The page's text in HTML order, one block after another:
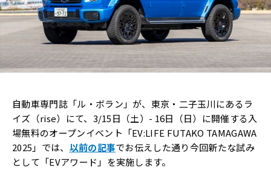
自動車専門誌「ル・ボラン」が、東京・二子玉川にあるラ
イズ（rise）にて、3/15日（土）- 16日（日）に開催する入
場無料のオープンイベント「EV:LIFE FUTAKO TAMAGAWA
2025」では、 以前の記事でお伝えした通り今回新たな試み
として「EVアワード」を実施します。